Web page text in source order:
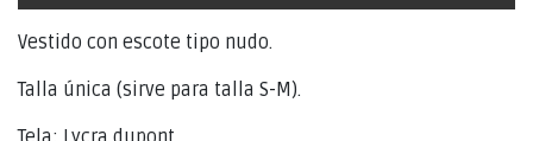
Vestido con escote tipo nudo.
Talla única (sirve para talla S-M).